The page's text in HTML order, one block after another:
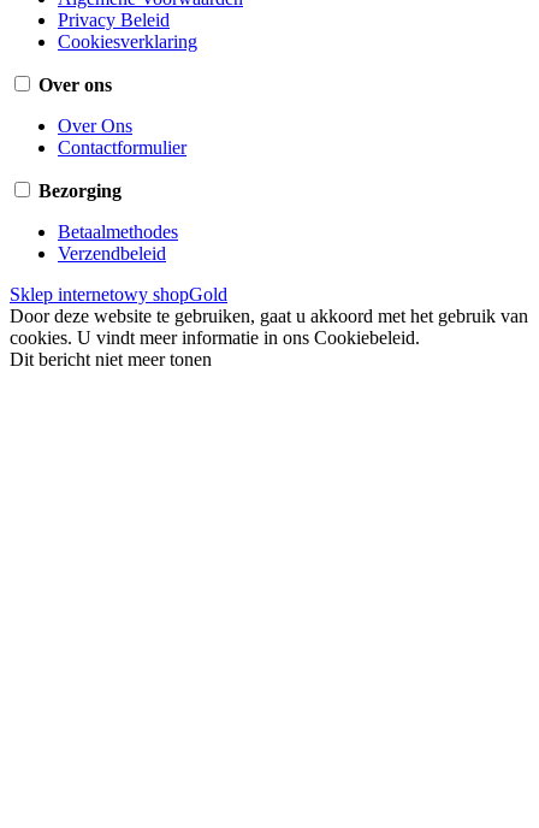
Privacy Beleid
Cookiesverklaring
Over ons
Over Ons
Contactformulier
Bezorging
Betaalmethodes
Verzendbeleid
Sklep internetowy shopGold
Door deze website te gebruiken, gaat u akkoord met het gebruik van
cookies. U vindt meer informatie in ons Cookiebeleid.
Dit bericht niet meer tonen